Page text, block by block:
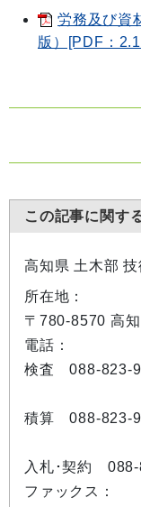
労務及び資
版）[PDF：
この記事に関す
高知県 土木部
所在地：
〒780-8570 高
電話：
検査 088-823-
積算 088-823-
入札･契約
ファックス：